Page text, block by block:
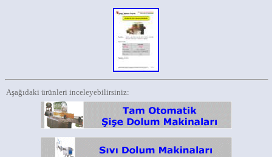
Aşağıdaki ürünleri inceleyebilirsiniz: